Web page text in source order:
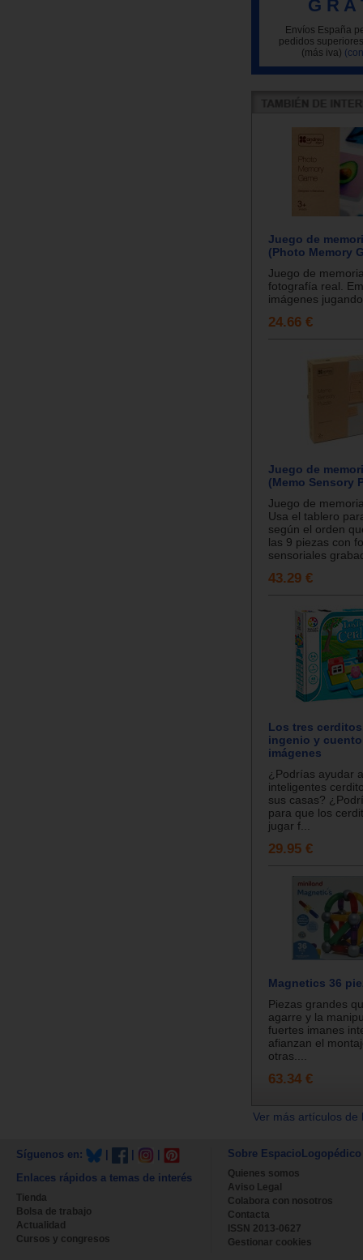
G R A
Envíos España
pedidos
(más iva)
Juego de
(Photo Memory
Juego de
fotografía real.
imágenes
24.66 €
Juego de
(Memo Sensory
Juego de
Usa el tablero
según el orden
las 9 piezas con
sensoriales
43.29 €
Los tres
ingenio y
imágenes
¿Podrías ayudar
inteligentes
sus casas?
para que los
jugar f...
29.95 €
Magnetics 36
Piezas grandes
agarre y la
fuertes imanes
afianzan el
otras....
63.34 €
Ver más artículos
Síguenos en:
Enlaces rápidos a temas de interés
Tienda
Bolsa de trabajo
Actualidad
Cursos y congresos
Sobre EspacioLogopédico
Quienes somos
Aviso Legal
Colabora con nosotros
Contacta
ISSN 2013-0627
Gestionar cookies